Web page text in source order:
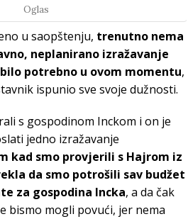
Oglas
u saopštenju, trenutno nema
neplanirano izražavanje
potrebno u ovom momentu,
ispunio sve svoje dužnosti.
s gospodinom Inckom i on je
jedno izražavanje
kad smo provjerili s Hajrom iz
da smo potrošili sav budžet
za gospodina Incka, a da čak
bismo mogli povući, jer nema